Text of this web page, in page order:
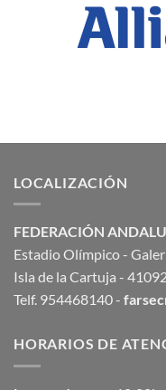
LOCALIZACIÓN
FEDERACIÓN
Estadio Olímpico -
Isla de la Cartuja -
Telf. 954468140 -
HORARIOS DE